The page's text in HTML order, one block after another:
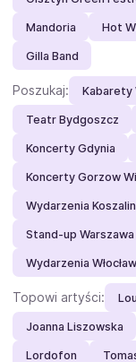
Mandoria Hot
Gilla Band
Poszukaj: Kabarety
Teatr Bydgoszcz
Koncerty Gdynia
Koncerty Gorzow
Wydarzenia Koszalin
Stand-up Warszawa
Wydarzenia
Topowi artyści:
Joanna Liszowska
Lordofon